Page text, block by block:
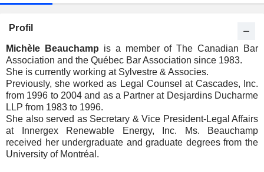
Profil
Michèle Beauchamp is a member of The Canadian Bar
Association and the Québec Bar Association since 1983.
She is currently working at Sylvestre & Associes.
Previously, she worked as Legal Counsel at Cascades, Inc.
from 1996 to 2004 and as a Partner at Desjardins Ducharme
LLP from 1983 to 1996.
She also served as Secretary & Vice President-Legal Affairs
at Innergex Renewable Energy, Inc. Ms. Beauchamp
received her undergraduate and graduate degrees from the
University of Montréal.